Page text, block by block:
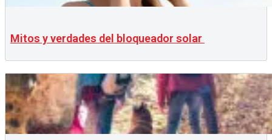
Mitos y verdades del bloqueador solar